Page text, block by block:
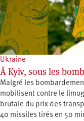
Ukraine
À Kyiv, sous les
Malgré les
mobilisent contre le
brutale du prix des
40 missiles tirés en 50